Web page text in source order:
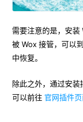
需要注意的是，安装
被 Wox 接管，可以
中恢复。
除此之外，通过安
可以前往 官网插件